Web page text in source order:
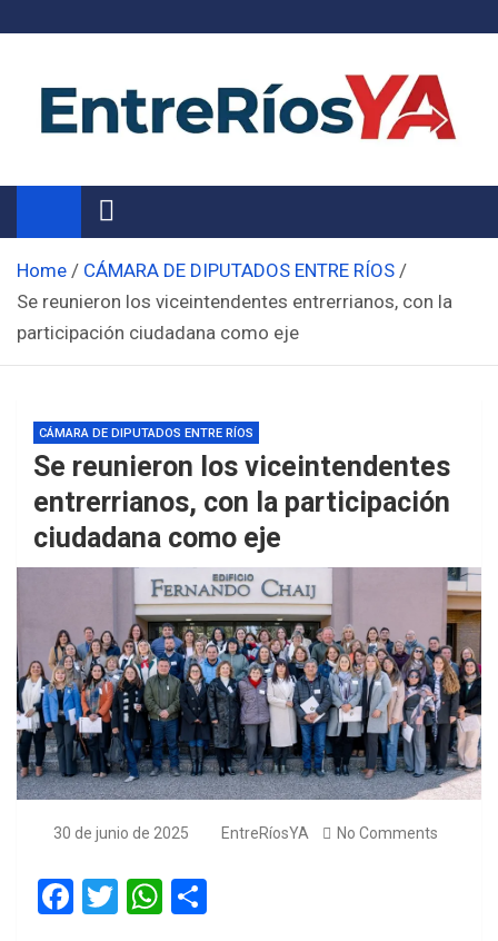
Noticias de Entre Ríos
Información de toda la provincia ahora
Home
CÁMARA DE DIPUTADOS ENTRE RÍOS
Se reunieron los viceintendentes entrerrianos, con la
participación ciudadana como eje
CÁMARA DE DIPUTADOS ENTRE RÍOS
Se reunieron los viceintendentes
entrerrianos, con la participación
ciudadana como eje
30 de junio de 2025 EntreRíosYA No Comments
F
T
W